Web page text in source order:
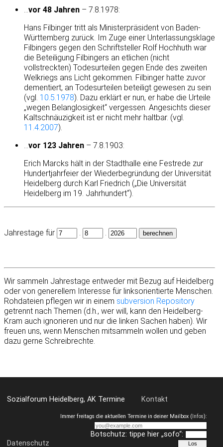
…vor 48 Jahren – 7.8.1978:
Hans Filbinger tritt als Ministerpräsident von Baden-
Württemberg zurück. Im Zuge einer Unterlassungsklage
Filbingers gegen den Schriftsteller Rolf Hochhuth war
die Beteiligung Filbingers an etlichen (nicht
vollstreckten) Todesurteilen gegen Ende des zweiten
Welkriegs ans Licht gekommen. Filbinger hatte zuvor
dementiert, an Todesurteilen beteiligt gewesen zu sein
(vgl. 10.5.1978). Dazu erklärt er nun, er habe die Urteile
„wegen Belanglosigkeit“ vergessen. Angesichts dieser
Kaltschnäuzigkeit ist er nicht mehr haltbar. (vgl.
11.4.2007).
…vor 123 Jahren – 7.8.1903:
Erich Marcks hält in der Stadthalle eine Festrede zur
Hundertjahrfeier der Wiederbegründung der Universität
Heidelberg durch Karl Friedrich („Die Universität
Heidelberg im 19. Jahrhundert“).
Jahrestage für
Wir sammeln Jahrestage entweder mit Bezug auf Heidelberg
oder von generellem Interesse für linksorientierte Menschen.
Rohdateien pflegen wir in einem subversion Repository
getrennt nach Themen (d.h., wer will, kann den Heidelberg-
Kram auch ignorieren und nur die linken Sachen haben). Wir
freuen uns, wenn Menschen mitsammeln wollen und geben
dazu gerne Schreibrechte.
Sozialforum Heidelberg, AK Termine Kontakt
Datenschutz
Immer freitags die aktuellen Termine in deiner Mailbox (Infos):
Botschutz: tippe hier „sofo“: